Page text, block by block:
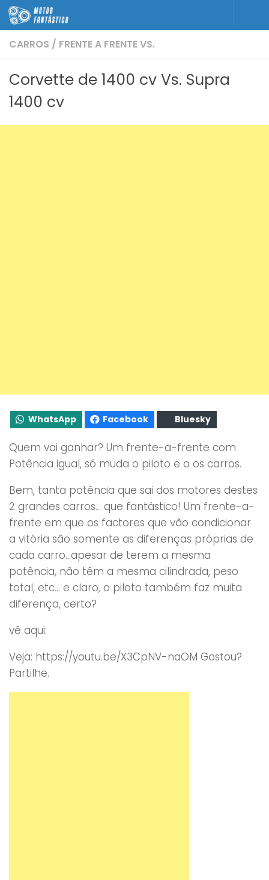
Skip to content
CARROS / FRENTE A FRENTE VS.
Corvette de 1400 cv Vs. Supra
1400 cv
WhatsApp Facebook Bluesky
Quem vai ganhar? Um frente-a-frente com
Potência igual, só muda o piloto e o os carros.
Bem, tanta potência que sai dos motores destes
2 grandes carros… que fantástico! Um frente-a-
frente em que os factores que vão condicionar
a vitória são somente as diferenças próprias de
cada carro…apesar de terem a mesma
potência, não têm a mesma cilindrada, peso
total, etc… e claro, o piloto também faz muita
diferença, certo?
vê aqui:
Veja: https://youtu.be/X3CpNV-naOM Gostou?
Partilhe.